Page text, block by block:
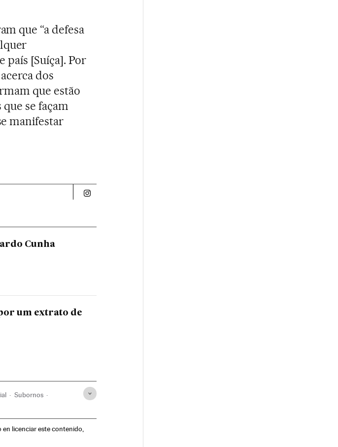
que “a defesa
[Suíça]. Por
dos
que estão
se façam
manifestar
Politica El País Brasil en Instagram
Cunha
um extrato de
Subornos
políticos
en licenciar este contenido,